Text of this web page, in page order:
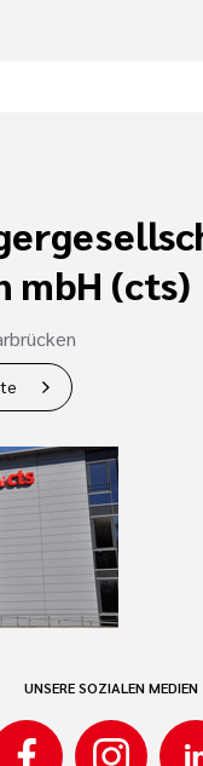
mbH (cts)
UNSERE SOZIALEN MEDIEN